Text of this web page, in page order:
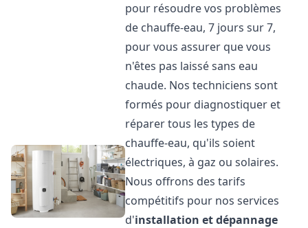
pour résoudre vos problèmes
de chauffe-eau, 7 jours sur 7,
pour vous assurer que vous
n'êtes pas laissé sans eau
chaude. Nos techniciens sont
formés pour diagnostiquer et
réparer tous les types de
chauffe-eau, qu'ils soient
électriques, à gaz ou solaires.
Nous offrons des tarifs
compétitifs pour nos services
d'installation et dépannage